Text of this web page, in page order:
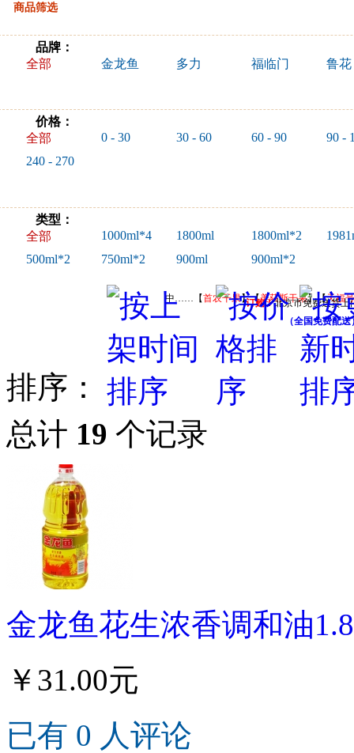
商品筛选
品牌：
全部
金龙鱼 多力 福临门 鲁花
价格：
全部
0 - 30 30 - 60 60 - 90
90 -
240 - 270
类型：
全部
1000ml*4 1800ml 1800ml*2
500ml*2
750ml*2 900ml 900ml*2
中……【首农干果】【美荻斯干果】【天福
（全国免费配送
订购！北京市免费送货上
排序：
总计 19 个记录
金龙鱼花生浓香调和油
￥31.00元
已有 0 人评论